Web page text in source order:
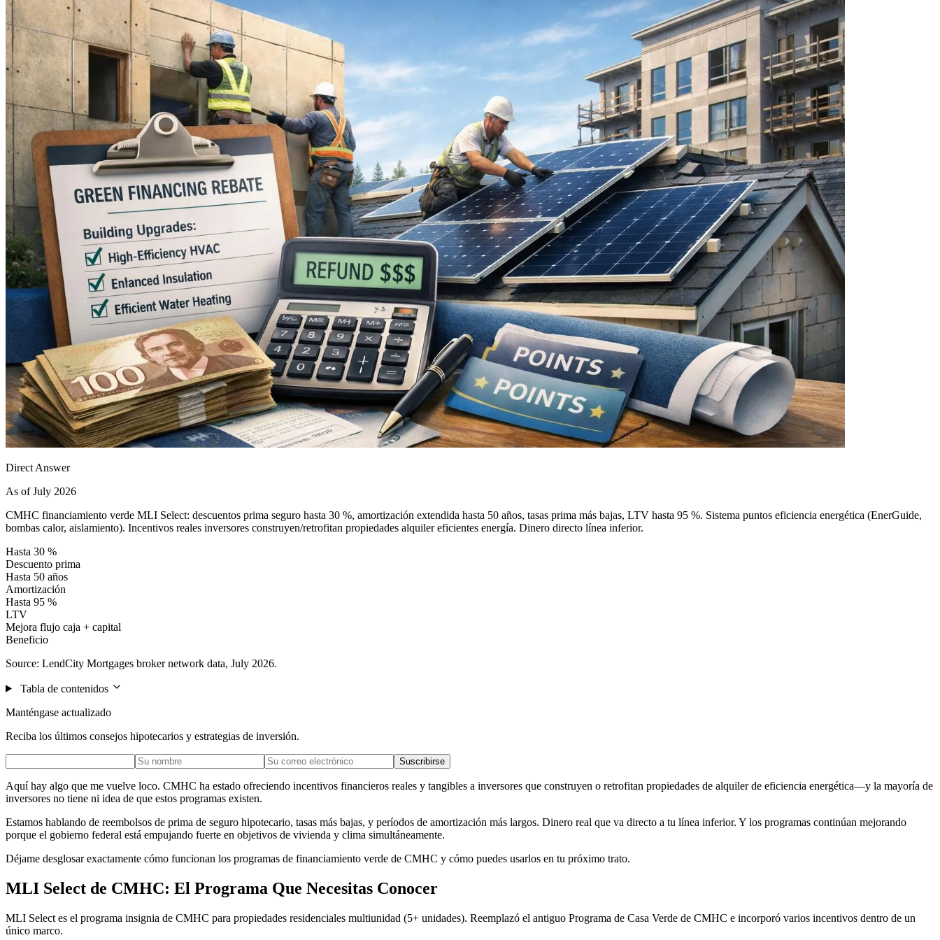
Direct Answer
As of July 2026
CMHC financiamiento verde MLI Select: descuentos prima seguro hasta 30 %, amortización extendida hasta 50 años, tasas prima más bajas, LTV hasta 95 %. Sistema puntos eficiencia energética (EnerGuide,
bombas calor, aislamiento). Incentivos reales inversores construyen/retrofitan propiedades alquiler eficientes energía. Dinero directo línea inferior.
Hasta 30 %
Descuento prima
Hasta 50 años
Amortización
Hasta 95 %
LTV
Mejora flujo caja + capital
Beneficio
Source: LendCity Mortgages broker network data, July 2026.
Tabla de contenidos
Manténgase actualizado
Reciba los últimos consejos hipotecarios y estrategias de inversión.
Suscribirse
Aquí hay algo que me vuelve loco. CMHC ha estado ofreciendo incentivos financieros reales y tangibles a inversores que construyen o retrofitan propiedades de alquiler de eficiencia energética—y la mayoría de
inversores no tiene ni idea de que estos programas existen.
Estamos hablando de reembolsos de prima de seguro hipotecario, tasas más bajas, y períodos de amortización más largos. Dinero real que va directo a tu línea inferior. Y los programas continúan mejorando
porque el gobierno federal está empujando fuerte en objetivos de vivienda y clima simultáneamente.
Déjame desglosar exactamente cómo funcionan los programas de financiamiento verde de CMHC y cómo puedes usarlos en tu próximo trato.
MLI Select de CMHC: El Programa Que Necesitas Conocer
MLI Select es el programa insignia de CMHC para propiedades residenciales multiunidad (5+ unidades). Reemplazó el antiguo Programa de Casa Verde de CMHC e incorporó varios incentivos dentro de un
único marco.